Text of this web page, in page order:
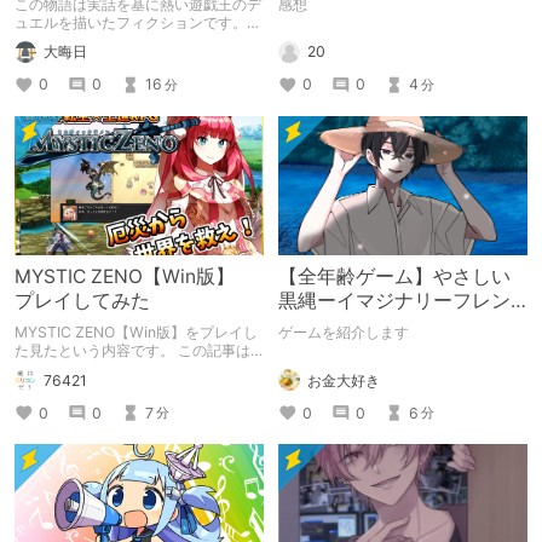
この物語は実話を基に熱い遊戯王のデ
ュエルを描いたフィクションです。
（自分用メモ：2025-05-14）
大晦日
0
0 16 分
感想
20
0
0 4 分
MYSTIC ZENO【Win版】
プレイしてみた
MYSTIC ZENO【Win版】をプレイし
た見たという内容です。 この記事は
通常のクリエイターズ記事です。
76421
0
0 7分
【全年齢ゲーム】やさしい
黒縄ーイマジナリーフレン
ドの「彼」と過ごすおぼん
ゲームを紹介します
お金大好き
0
0 6 分